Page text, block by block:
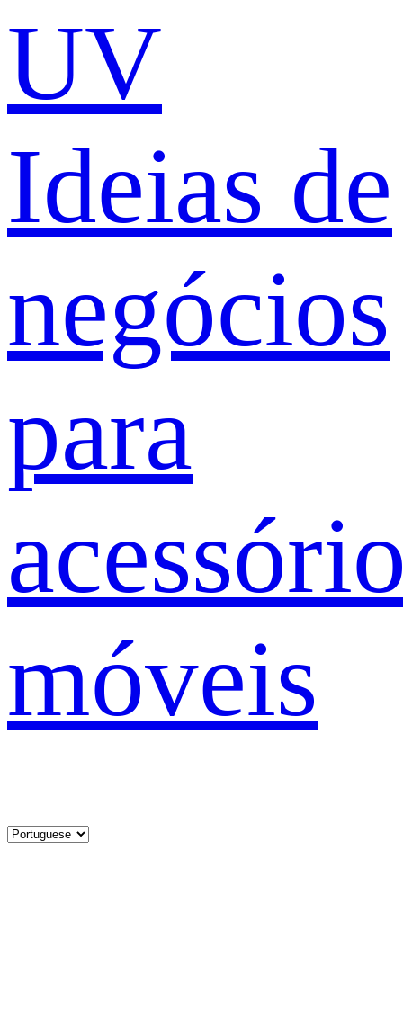
UV
Ideias de
negócios
para
móveis